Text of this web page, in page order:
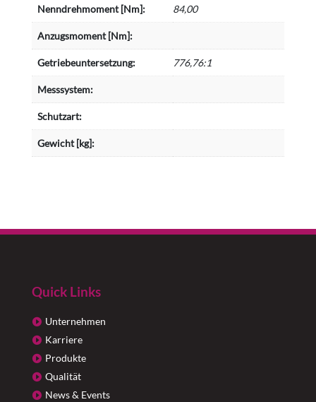
Nenndrehmoment [Nm]: 84,00
Anzugsmoment [Nm]:
Getriebeuntersetzung: 776,76:1
Messsystem:
Schutzart:
Gewicht [kg]:
Quick Links
Unternehmen
Karriere
Produkte
Qualität
News & Events